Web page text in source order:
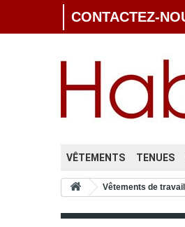
CONTACTEZ-
VÊTEMENTS TENUES
Vêtements de travail